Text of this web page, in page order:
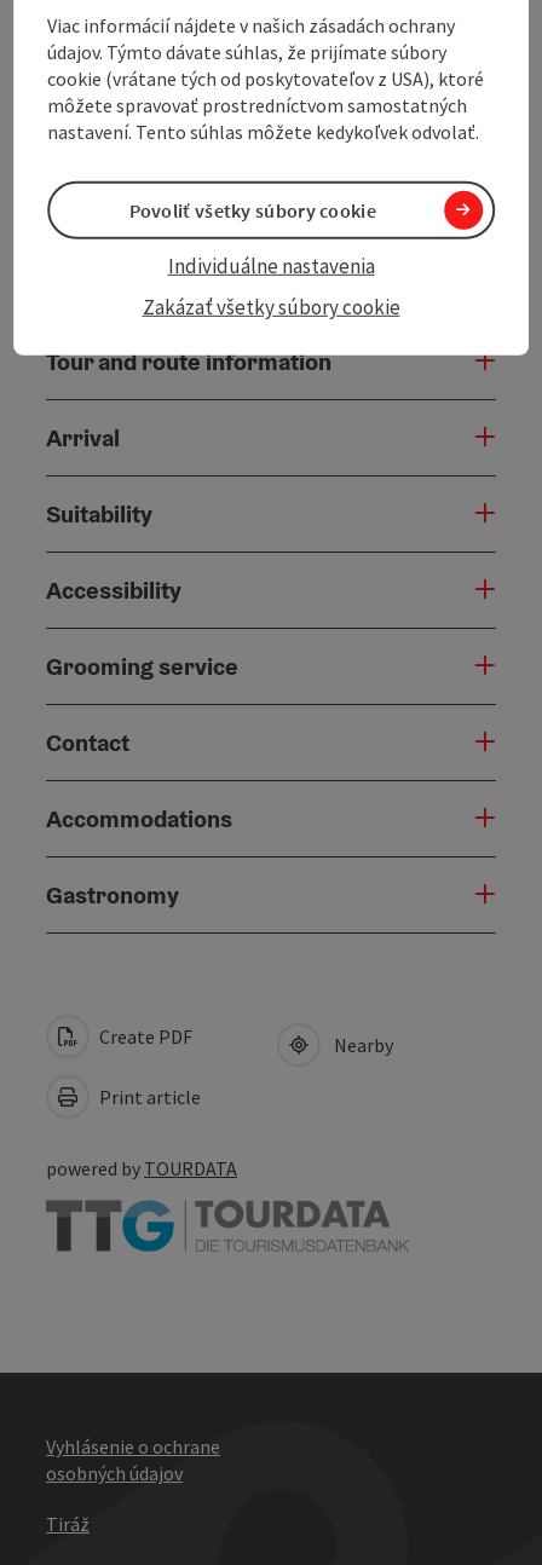
Passing the Dreisessel, the route crosses the border
into the Czech Republic at Haidmühle. This is where
the most beautiful part of the tour begins: endless
gravel sections, quiet forests and the historic
Schwarzenberg alluvial canal, which you follow for a
Display complete description
Tour and route information
Arrival
Suitability
Accessibility
Grooming service
Contact
Accommodations
Gastronomy
Create PDF
Print article
Nearby
powered by TOURDATA
Vyhlásenie o ochrane
osobných údajov
Tiráž
Viac informácií nájdete v našich zásadách ochrany
údajov. Týmto dávate súhlas, že prijímate súbory
cookie (vrátane tých od poskytovateľov z USA), ktoré
môžete spravovať prostredníctvom samostatných
nastavení. Tento súhlas môžete kedykoľvek odvolať.
Zakázať všetky súbory cookie
Individuálne nastavenia
Povoliť všetky súbory cookie